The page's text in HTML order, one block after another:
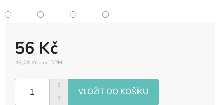
56 Kč
46,28 Kč bez DPH
cena: